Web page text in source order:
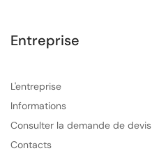
Entreprise
L'entreprise
Informations
Consulter la demande de devis
Contacts